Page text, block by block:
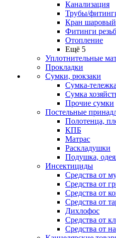
Канализация
Трубы/
Кран шаровый
Фитинги
Отопление
Ещё 5
Уплотнительные
Прокладки
Сумки, рюкзаки
Сумка-тележка
Сумка
Прочие сумки
Постельные
Полотенца,
КПБ
Матрас
Раскладушки
Подушка,
Инсектициды
Средства от
Средства от
Средства от
Средства от
Дихлофос
Средства от
Средства от